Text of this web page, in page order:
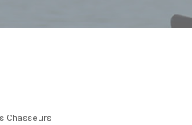
Chasseurs